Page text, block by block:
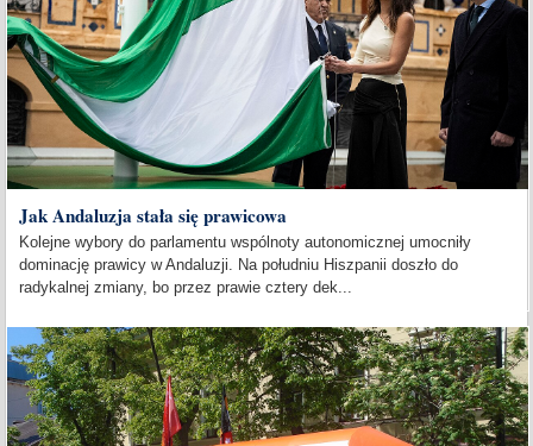
Jak Andaluzja stała się prawicowa
Kolejne wybory do parlamentu wspólnoty autonomicznej umocniły
dominację prawicy w Andaluzji. Na południu Hiszpanii doszło do
radykalnej zmiany, bo przez prawie cztery dek...